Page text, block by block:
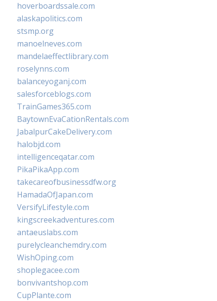
hoverboardssale.com
alaskapolitics.com
stsmp.org
manoelneves.com
mandelaeffectlibrary.com
roselynns.com
balanceyoganj.com
salesforceblogs.com
TrainGames365.com
BaytownEvaCationRentals.com
JabalpurCakeDelivery.com
halobjd.com
intelligenceqatar.com
PikaPikaApp.com
takecareofbusinessdfw.org
HamadaOfJapan.com
VersifyLifestyle.com
kingscreekadventures.com
antaeuslabs.com
purelycleanchemdry.com
WishOping.com
shoplegacee.com
bonvivantshop.com
CupPlante.com